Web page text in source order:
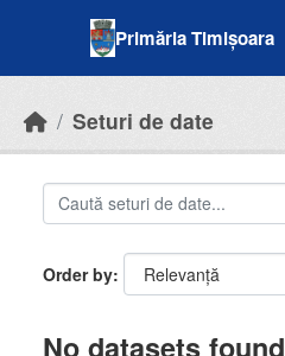
Primăria Timișoara
Seturi de date
Order by
No datasets found